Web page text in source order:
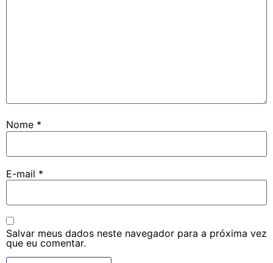
Nome *
E-mail *
Salvar meus dados neste navegador para a próxima vez
que eu comentar.